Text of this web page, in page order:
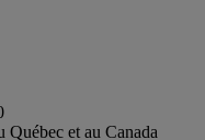
Québec et au Canada